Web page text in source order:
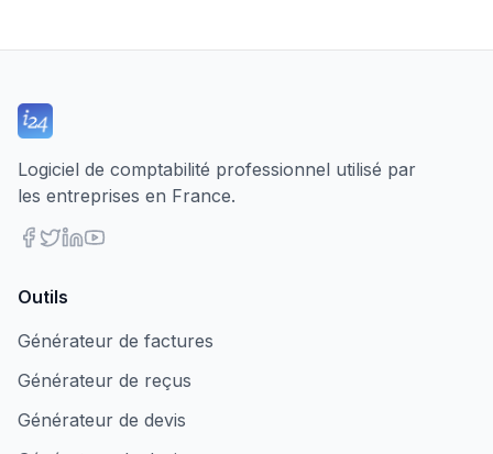
Logiciel de comptabilité professionnel utilisé par
les entreprises en France.
Outils
Générateur de factures
Générateur de reçus
Générateur de devis